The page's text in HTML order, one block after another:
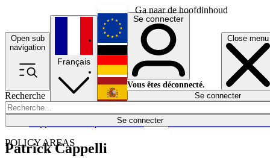
Ga naar de hoofdinhoud
Open sub
navigation
Close menu
Recherche
Se connecter
POLICY AREAS
Économie
Français
English
Deutsch
Español
Se connecter
Vous êtes déconnecté.
Se connecter
Patrick Cappelli